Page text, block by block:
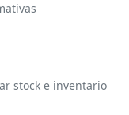
stock e inventario